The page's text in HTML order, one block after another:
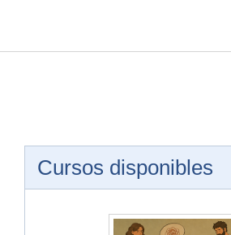
Cursos disponibles